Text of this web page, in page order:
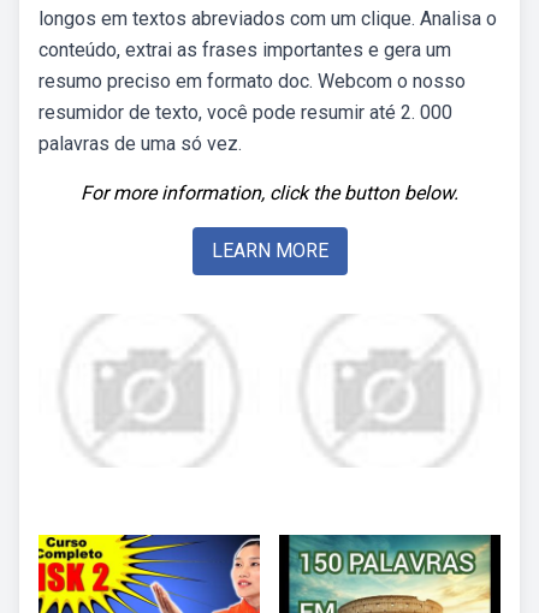
longos em textos abreviados com um clique. Analisa o
conteúdo, extrai as frases importantes e gera um
resumo preciso em formato doc. Webcom o nosso
resumidor de texto, você pode resumir até 2. 000
palavras de uma só vez.
For more information, click the button below.
LEARN MORE